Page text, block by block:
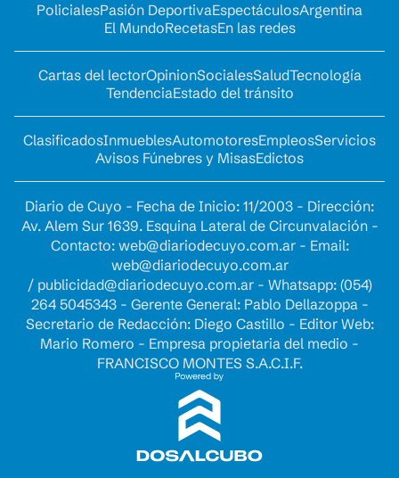
PolicialesPasión DeportivaEspectáculosArgentina
El MundoRecetasEn las redes
Cartas del lectorOpinionSocialesSaludTecnología
TendenciaEstado del tránsito
ClasificadosInmueblesAutomotoresEmpleosServicios
Avisos Fúnebres y MisasEdictos
Diario de Cuyo - Fecha de Inicio: 11/2003 - Dirección:
Av. Alem Sur 1639. Esquina Lateral de Circunvalación -
Contacto: web@diariodecuyo.com.ar- Email:
web@diariodecuyo.com.ar
/ publicidad@diariodecuyo.com.ar- Whatsapp: (054)
264 5045343 - Gerente General: Pablo Dellazoppa -
Secretario de Redacción: Diego Castillo - Editor Web:
Mario Romero - Empresa propietaria del medio -
FRANCISCO MONTES S.A.C.I.F.